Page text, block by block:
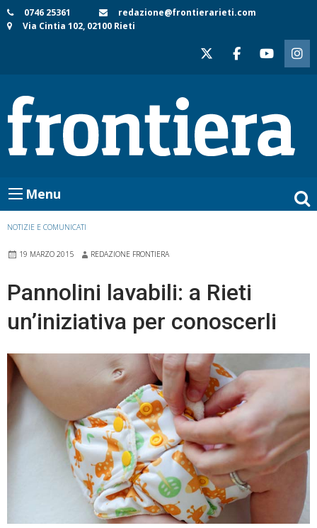
Skip
to
0746 25361
redazione@frontierarieti.com
Via Cintia 102, 02100 Rieti
Menu
NOTIZIE E COMUNICATI
19 MARZO 2015 REDAZIONE FRONTIERA
Pannolini lavabili: a Rieti
un’iniziativa per conoscerli